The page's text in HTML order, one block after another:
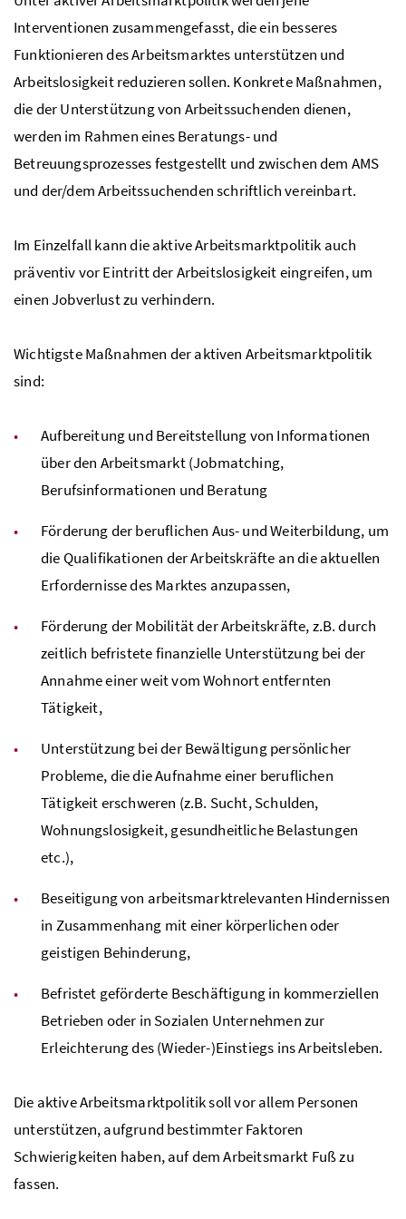
Interventionen zusammengefasst, die ein besseres
Funktionieren des Arbeitsmarktes unterstützen und
Arbeitslosigkeit reduzieren sollen. Konkrete Maßnahmen,
die der Unterstützung von Arbeitssuchenden dienen,
werden im Rahmen eines Beratungs- und
Betreuungsprozesses festgestellt und zwischen dem AMS
und der/dem Arbeitssuchenden schriftlich vereinbart.
Im Einzelfall kann die aktive Arbeitsmarktpolitik auch
präventiv vor Eintritt der Arbeitslosigkeit eingreifen, um
einen Jobverlust zu verhindern.
Wichtigste Maßnahmen der aktiven Arbeitsmarktpolitik
sind:
Aufbereitung und Bereitstellung von Informationen
über den Arbeitsmarkt (Jobmatching,
Berufsinformationen und Beratung
Förderung der beruflichen Aus- und Weiterbildung, um
die Qualifikationen der Arbeitskräfte an die aktuellen
Erfordernisse des Marktes anzupassen,
Förderung der Mobilität der Arbeitskräfte,z.B.durch
zeitlich befristete finanzielle Unterstützung bei der
Annahme einer weit vom Wohnort entfernten
Tätigkeit,
Unterstützung bei der Bewältigung persönlicher
Probleme, die die Aufnahme einer beruflichen
Tätigkeit erschweren (z.B. Sucht, Schulden,
Wohnungslosigkeit, gesundheitliche Belastungen
etc.),
Beseitigung von arbeitsmarktrelevanten Hindernissen
in Zusammenhang mit einer körperlichen oder
geistigen Behinderung,
Befristet geförderte Beschäftigung in kommerziellen
Betrieben oder in Sozialen Unternehmen zur
Erleichterung des (Wieder-)Einstiegs ins Arbeitsleben.
Die aktive Arbeitsmarktpolitik soll vor allem Personen
unterstützen, aufgrund bestimmter Faktoren
Schwierigkeiten haben, auf dem Arbeitsmarkt Fuß zu
fassen.